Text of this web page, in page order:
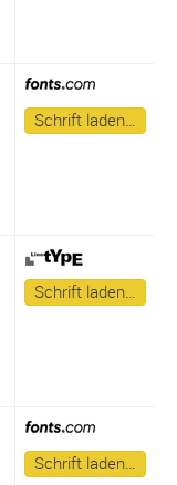
Schrift laden…
Schrift laden…
Schrift laden…